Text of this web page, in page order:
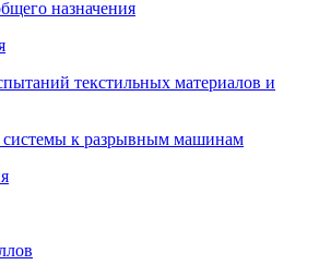
назначения
текстильных материалов и
системы к разрывным машинам